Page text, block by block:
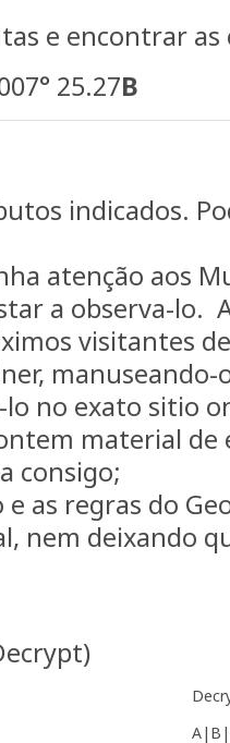
e encontrar
25.27B
indicados.
atenção aos
a observa-lo.
visitantes
manuseando-
lo no exato sitio
material de
consigo;
e as regras do
nem deixando
)